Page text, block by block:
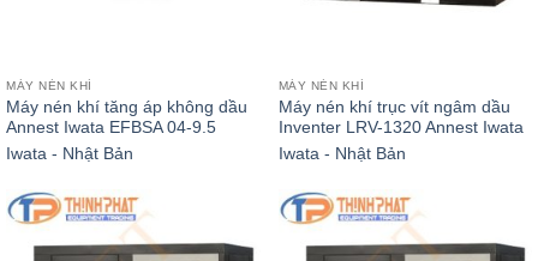
MÁY NÉN KHÍ
Máy nén khí tăng áp không dầu
Annest Iwata EFBSA 04-9.5
Iwata - Nhật Bản
MÁY NÉN KHÍ
Máy nén khí trục vít ngâm dầu
Inventer LRV-1320 Annest Iwata
Iwata - Nhật Bản